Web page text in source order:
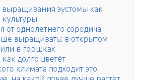
выращивания эустомы как
от однолетнего сородича
выращивать: в открытом
в горшках
как долго цветёт
климата подходит это